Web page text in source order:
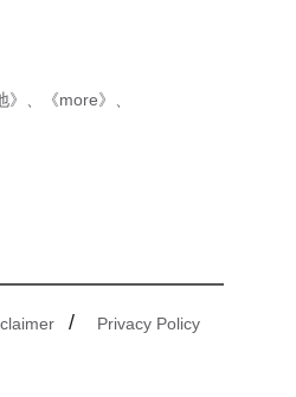
》 《more》
/ Privacy Policy